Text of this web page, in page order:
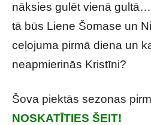
nāksies gulēt vienā
tā būs Liene Šomase un
ceļojuma pirmā diena un
neapmierinās Kristīni?
Šova piektās sezonas
NOSKATĪTIES ŠEIT!